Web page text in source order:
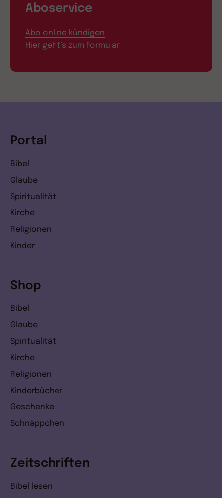
Aboservice
Abo online kündigen
Hier geht’s zum Formular
Portal
Bibel
Glaube
Spiritualität
Kirche
Religionen
Kinder
Shop
Bibel
Glaube
Spiritualität
Kirche
Religionen
Kinderbücher
Geschenke
Schnäppchen
Zeitschriften
Bibel lesen